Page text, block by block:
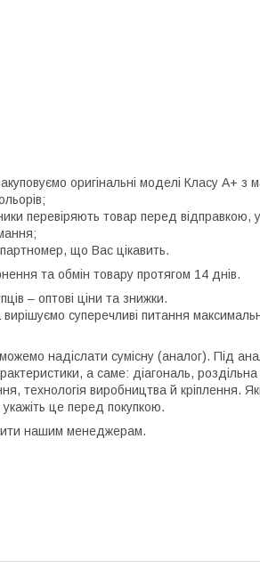
оригінальні моделі Класу А+
перевіряють товар перед відправкою,
що Вас цікавить.
та обмін товару протягом 14 днів.
– оптові ціни та знижки.
суперечливі питання
надіслати сумісну (аналог). Під
а саме: діагональ,
технологія виробництва й кріплення.
це перед покупкою.
нашим менеджерам.